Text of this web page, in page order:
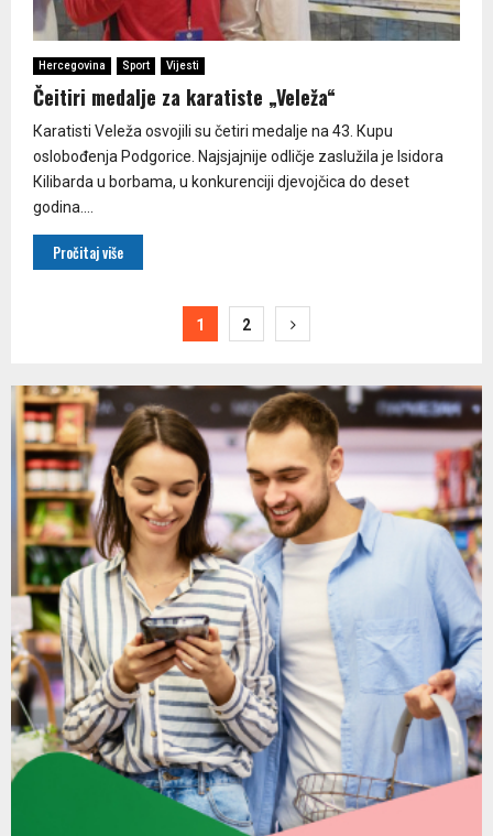
Hercegovina Sport Vijesti
Čeitiri medalje za karatiste „Veleža“
Кaratisti Veleža osvojili su četiri medalje na 43. Кupu
oslobođenja Podgorice. Najsjajnije odličje zaslužila je Isidora
Кilibarda u borbama, u konkurenciji djevojčica do deset
godina....
Pročitaj više
1 2